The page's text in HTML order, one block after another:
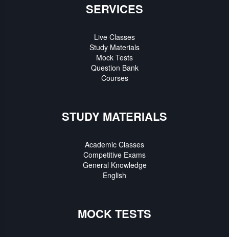
SERVICES
Live Classes
Study Materials
Mock Tests
Question Bank
Courses
STUDY MATERIALS
Academic Classes
Competitive Exams
General Knowledge
English
MOCK TESTS